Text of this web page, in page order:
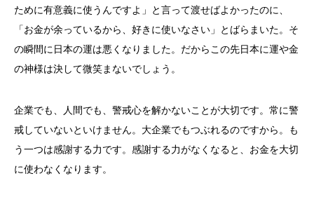
ために有意義に使うんですよ」と言って渡せばよかったのに、
「お金が余っているから、好きに使いなさい」とばらまいた。そ
の瞬間に日本の運は悪くなりました。だからこの先日本に運や金
の神様は決して微笑まないでしょう。
企業でも、人間でも、警戒心を解かないことが大切です。常に警
戒していないといけません。大企業でもつぶれるのですから。も
う一つは感謝する力です。感謝する力がなくなると、お金を大切
に使わなくなります。